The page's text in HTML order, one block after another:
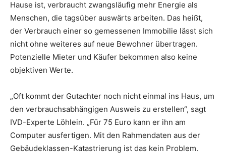
Hause ist, verbraucht zwangsläufig mehr Energie als
Menschen, die tagsüber auswärts arbeiten. Das heißt,
der Verbrauch einer so gemessenen Immobilie lässt sich
nicht ohne weiteres auf neue Bewohner übertragen.
Potenzielle Mieter und Käufer bekommen also keine
objektiven Werte.
„Oft kommt der Gutachter noch nicht einmal ins Haus, um
den verbrauchsabhängigen Ausweis zu erstellen“, sagt
IVD-Experte Löhlein. „Für 75 Euro kann er ihn am
Computer ausfertigen. Mit den Rahmendaten aus der
Gebäudeklassen-Katastrierung ist das kein Problem.